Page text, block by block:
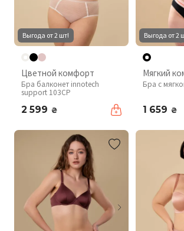
Выгода от 2 шт!
Цветной комфорт
Бра балконет innotech
support 103CP
2 599 ₴
Выгода от 2
Мягкий
Бра с
1 659 ₴